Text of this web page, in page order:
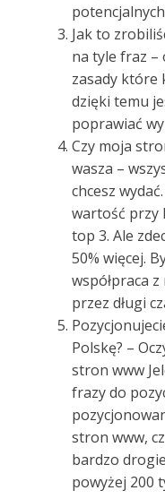
Jak to
na tyle fraz –
zasady które
dzięki temu
poprawiać
Czy moja
wasza –
chcesz
wartość przy
top 3. Ale
50% więcej.
współpraca z
przez długi
Polskę? –
stron www
frazy do
stron www,
bardzo
powyżej 200